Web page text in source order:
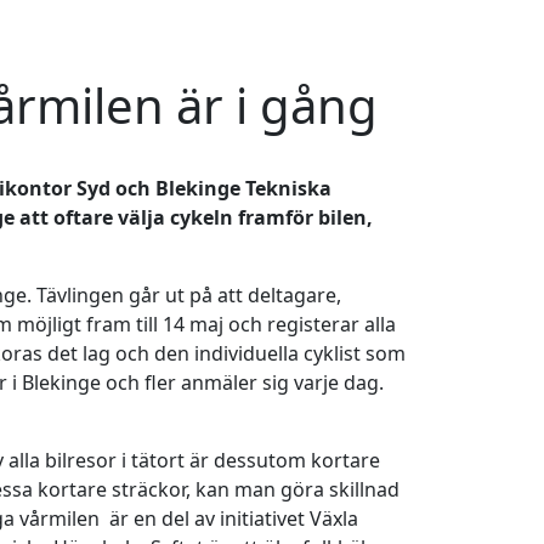
är i gång
Syd och Blekinge Tekniska
att oftare välja cykeln framför bilen,
Tävlingen går ut på att deltagare,
möjligt fram till 14 maj och registerar alla
det lag och den individuella cyklist som
Blekinge och fler anmäler sig varje dag.
alla bilresor i tätort är dessutom kortare
kortare sträckor, kan man göra skillnad
vårmilen är en del av initiativet Växla